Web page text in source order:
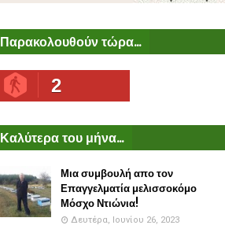
Παρακολουθούν τώρα...
2
Καλύτερα του μήνα...
Μια συμβουλή απο τον
Επαγγελματία μελισσοκόμο
Μόσχο Ντιώνια!
Δευτέρα, Ιουνίου 26, 2023